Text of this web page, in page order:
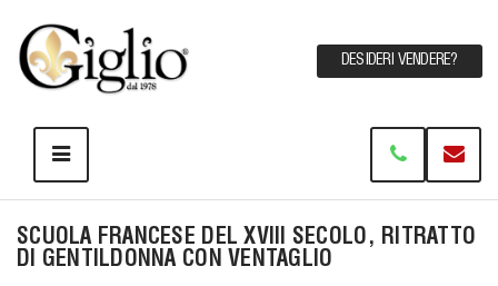
DESIDERI VENDERE?
SCUOLA FRANCESE DEL XVIII SECOLO, RITRATTO
DI GENTILDONNA CON VENTAGLIO